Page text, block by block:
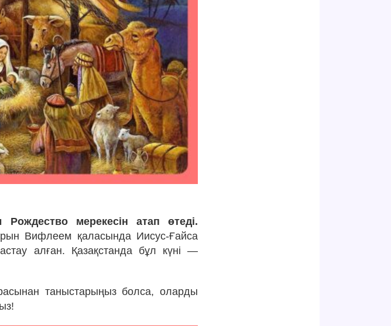
Рождество мерекесін атап өтеді.
Вифлеем қаласында Иисус-Ғайса
алған. Қазақстанда бұл күні —
таныстарыңыз болса, оларды